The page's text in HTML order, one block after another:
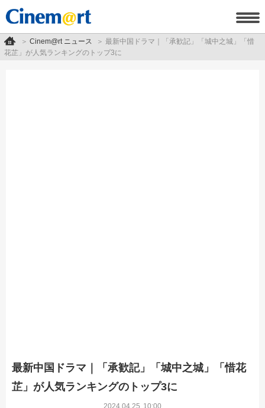
Cinem@rt ニュース
最新中国ドラマ｜「承歓記」「城中之城」「惜
花芷」が人気ランキングのトップ3に
最新中国ドラマ｜「承歓記」「城中之城」「惜花
芷」が人気ランキングのトップ3に
2024.04.25 10:00